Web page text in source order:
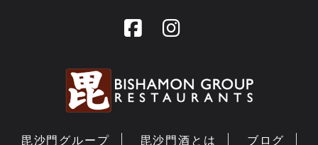
毘沙門グループ 毘沙門酒とは ブログ